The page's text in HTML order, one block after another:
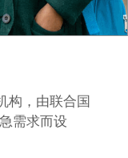
构，由联合国
需求而设